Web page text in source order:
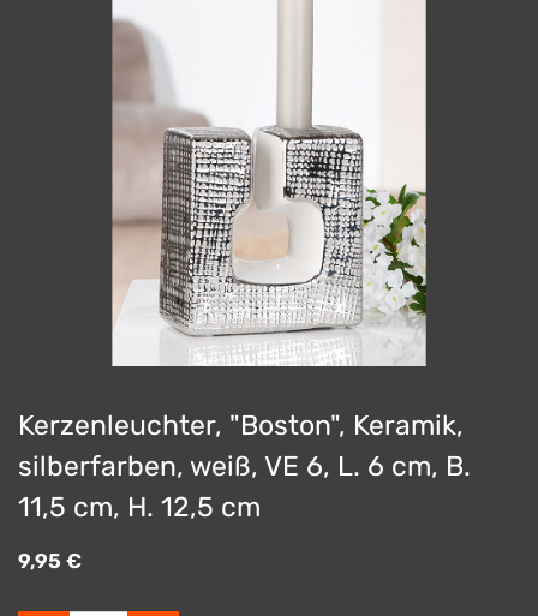
Kerzenleuchter, "Boston", Keramik,
silberfarben, weiß, VE 6, L. 6 cm, B.
11,5 cm, H. 12,5 cm
9,95 €